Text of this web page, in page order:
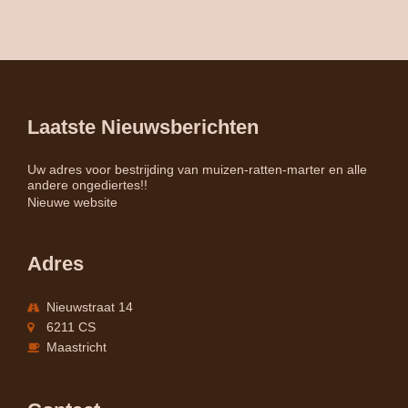
worden
de
Laatste Nieuwsberichten
Uw adres voor bestrijding van muizen-ratten-marter en alle
andere ongediertes!!
Nieuwe website
Adres
Nieuwstraat 14
6211 CS
Maastricht